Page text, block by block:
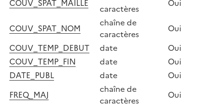
COUV_SPAT_MAILLE
caractères
Oui
COUV_SPAT_NOM
chaîne de
caractères
Oui
COUV_TEMP_DEBUT
date
Oui
COUV_TEMP_FIN
date
Oui
DATE_PUBL
date
Oui
FREQ_MAJ
chaîne de
caractères
Oui